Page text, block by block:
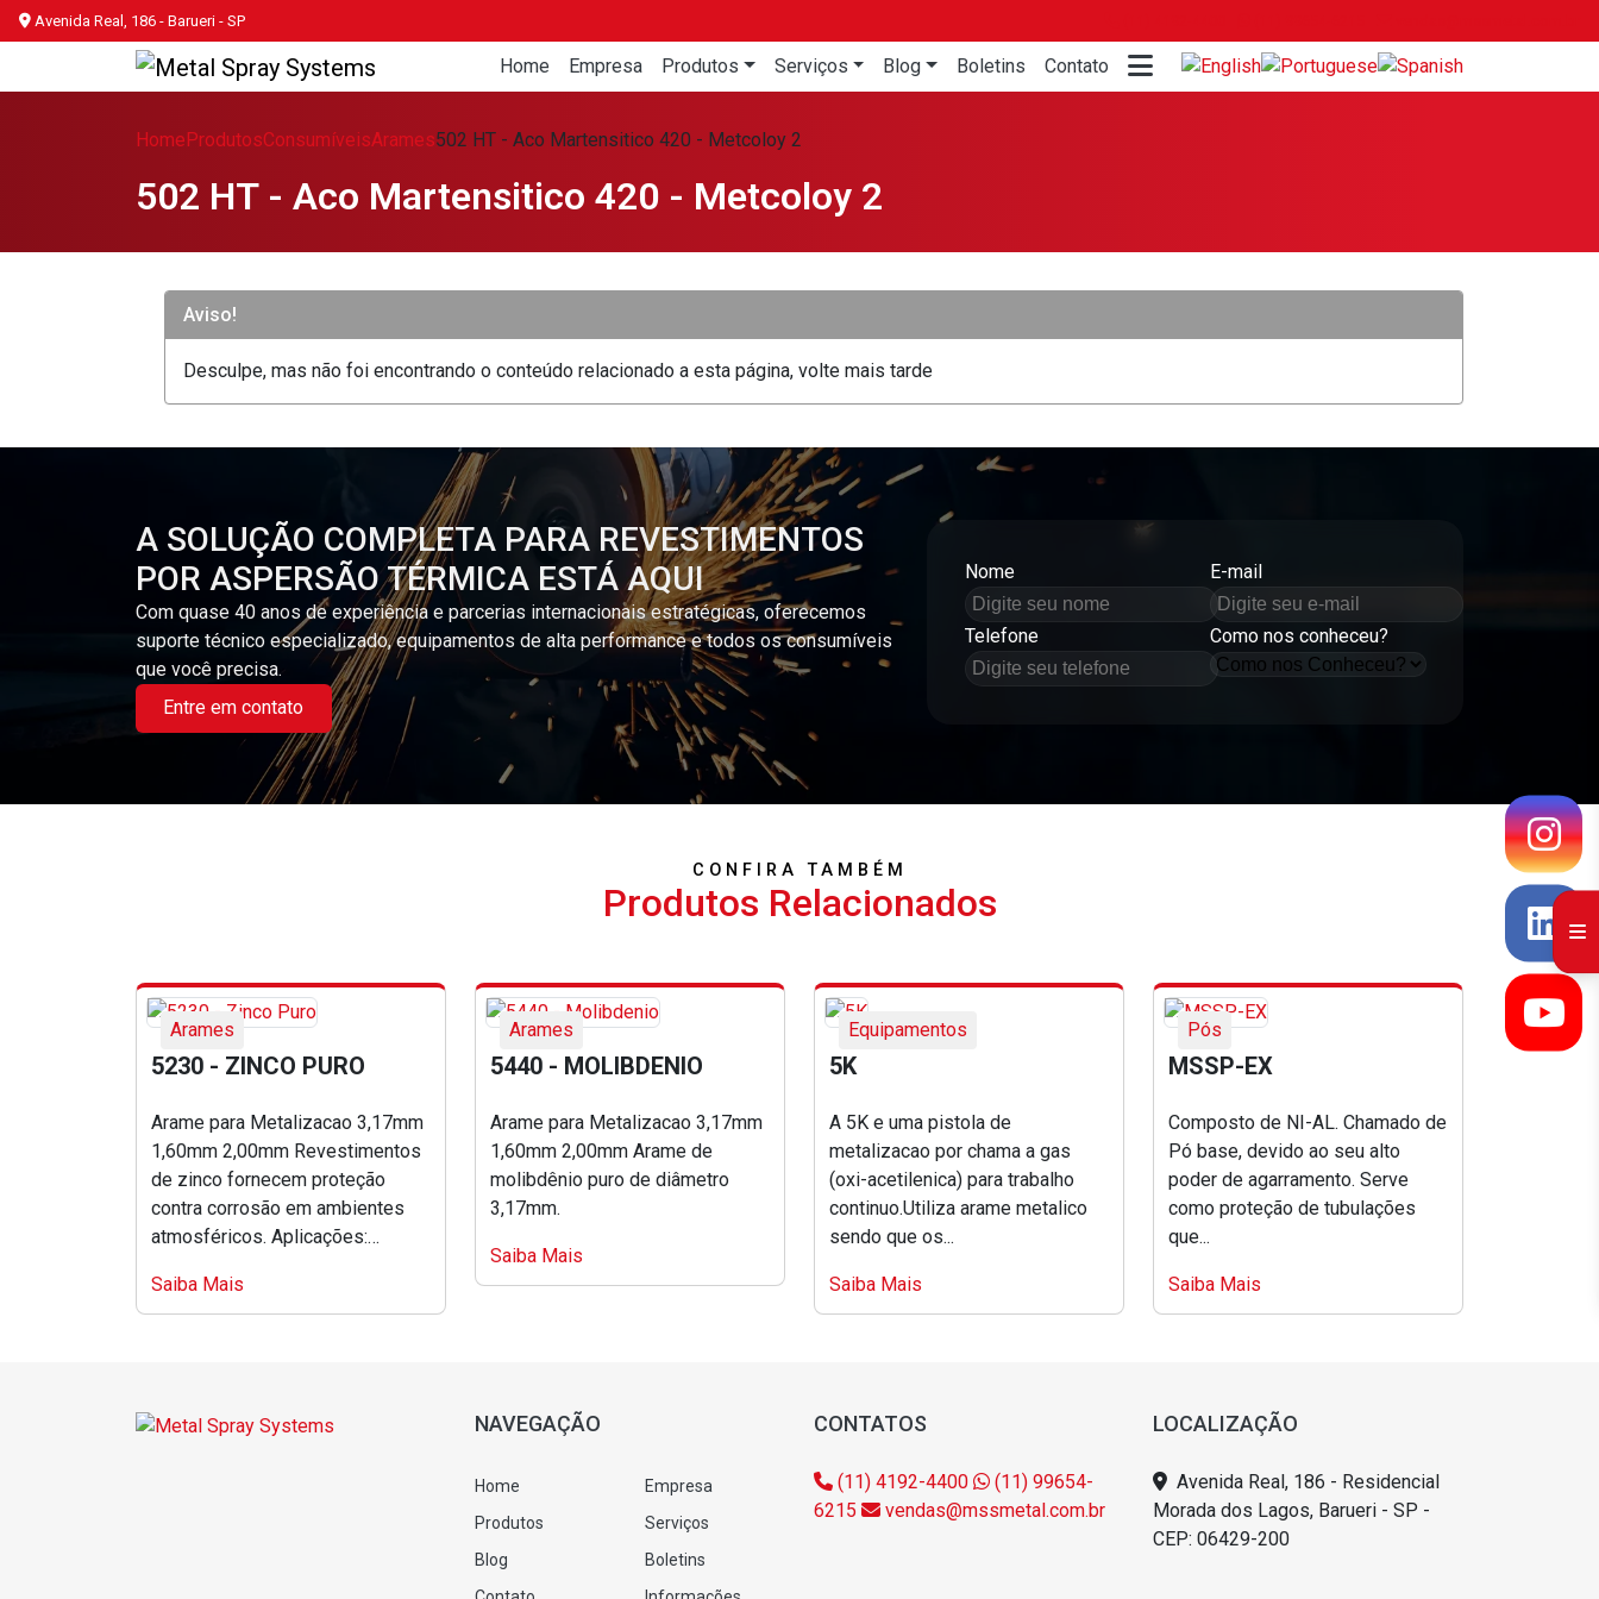
Avenida Real, 186 - Barueri - SP
Home Empresa Produtos Serviços Blog Boletins Contato
HomeProdutosConsumíveisArames502 HT - Aco Martensitico 420 - Metcoloy 2
502 HT - Aco Martensitico 420 - Metcoloy 2
Aviso!
Desculpe, mas não foi encontrando o conteúdo relacionado a esta página, volte mais tarde
A SOLUÇÃO COMPLETA PARA REVESTIMENTOS
POR ASPERSÃO TÉRMICA ESTÁ AQUI
Com quase 40 anos de experiência e parcerias internacionais estratégicas, oferecemos
suporte técnico especializado, equipamentos de alta performance e todos os consumíveis
que você precisa.
Entre em contato
Nome E-mail
Telefone Como nos conheceu?
CONFIRA TAMBÉM
Produtos Relacionados
Arames
5230 - ZINCO PURO
Arame para Metalizacao 3,17mm
1,60mm 2,00mm Revestimentos
de zinco fornecem proteção
contra corrosão em ambientes
atmosféricos. Aplicações:
1.45mm – Ø1.6mm – Ø2.00mm
Saiba Mais
Arames
5440 - MOLIBDENIO
Arame para Metalizacao 3,17mm
1,60mm 2,00mm Arame de
molibdênio puro de diâmetro
3,17mm.
Saiba Mais
Equipamentos
5K
A 5K e uma pistola de
metalizacao por chama a gas
(oxi-acetilenica) para trabalho
continuo.Utiliza arame metalico
sendo que os...
Saiba Mais
Pós
MSSP-EX
Composto de NI-AL. Chamado de
Pó base, devido ao seu alto
poder de agarramento. Serve
como proteção de tubulações
que...
Saiba Mais
NAVEGAÇÃO
Home
Empresa
Produtos
Serviços
Blog
Boletins
CONTATOS
(11) 4192-4400
(11) 99654-
6215
vendas@mssmetal.com.br
LOCALIZAÇÃO
Avenida Real, 186 - Residencial
Morada dos Lagos, Barueri - SP -
CEP: 06429-200